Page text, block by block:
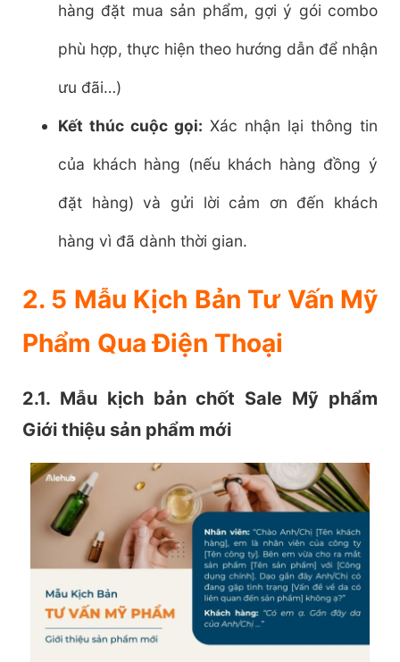
hàng đặt mua sản phẩm, gợi ý gói combo
phù hợp, thực hiện theo hướng dẫn để nhận
ưu đãi…)
Kết thúc cuộc gọi: Xác nhận lại thông tin
của khách hàng (nếu khách hàng đồng ý
đặt hàng) và gửi lời cảm ơn đến khách
hàng vì đã dành thời gian.
2. 5 Mẫu Kịch Bản Tư Vấn Mỹ
Phẩm Qua Điện Thoại
2.1. Mẫu kịch bản chốt Sale Mỹ phẩm
Giới thiệu sản phẩm mới